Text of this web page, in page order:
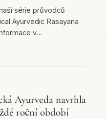
série průvodců
Ayurvedic Rasayana
v…
Ayurveda navrhla
roční období